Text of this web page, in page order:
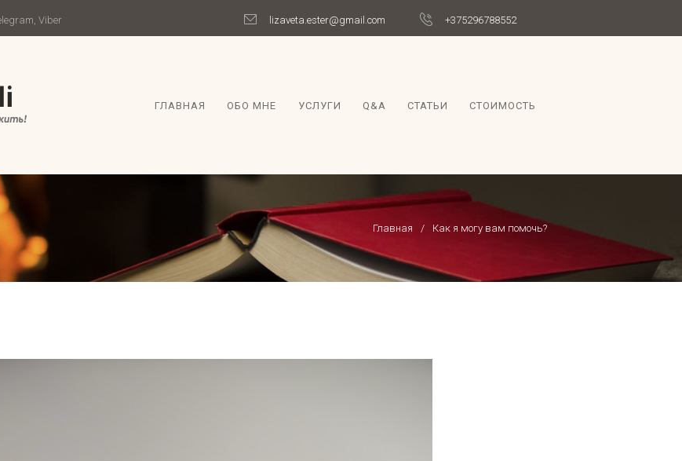
Viber lizaveta.ester@gmail.com +375296788552
ГЛАВНАЯ ОБО МНЕ УСЛУГИ Q&A СТАТЬИ СТОИМОСТЬ
Главная Как я могу вам помочь?